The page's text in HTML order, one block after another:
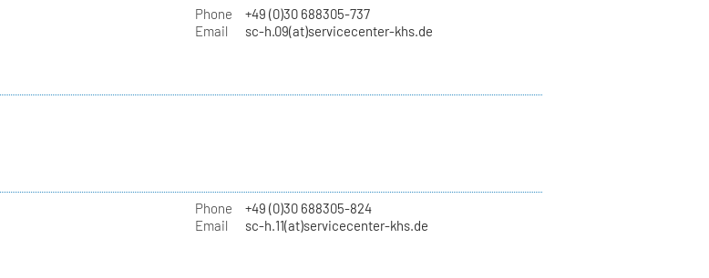
Phone
+49 (0)30 688305-737
Email
sc-h.09(at)servicecenter-khs.de
Phone
+49 (0)30 688305-824
Email
sc-h.11(at)servicecenter-khs.de